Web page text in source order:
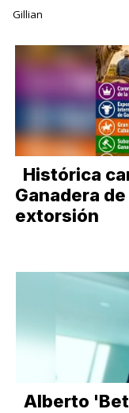
Gillian
Histórica
Ganadera
extorsión
Alberto